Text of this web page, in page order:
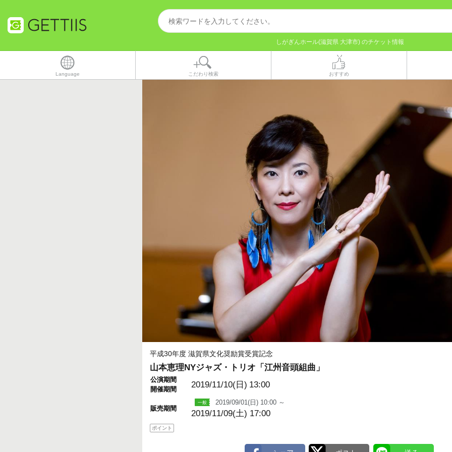
しがぎんホール(滋賀県 大津市) のチケット情報
Language こだわり検索 おすすめ
平成30年度 滋賀県文化奨励賞受賞記念
山本恵理NYジャズ・トリオ「江州音頭組曲」
公演期間
開催期間
2019/11/10(日) 13:00
販売期間
2019/09/01(日) 10:00 ～
2019/11/09(土) 17:00
ポイント